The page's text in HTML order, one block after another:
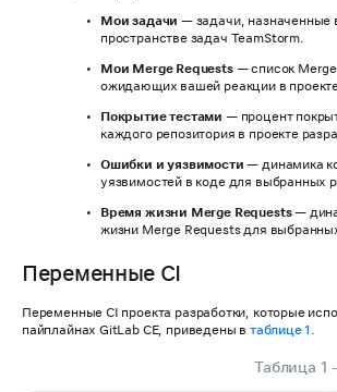
Мои задачи — задачи, назначенные
пространстве задач TeamStorm.
Мои Merge Requests— список Merge
ожидающих вашей реакции в
Покрытие тестами — процент
каждого репозитория в проекте
Ошибки и уязвимости — динамика
уязвимостей в коде для выбранных
Время жизни Merge Requests—
жизни Merge Requests для
Переменные CI
Переменные CI проекта разработки, которые
пайплайнах GitLab CE, приведены в таблице 1 .
Таблица